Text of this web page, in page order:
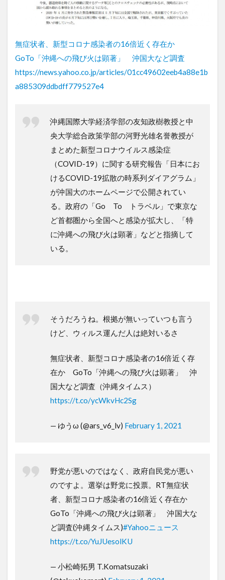
無症状者、新型コロナ感染者の16倍近く存在か
GoTo「沖縄への飛び火は顕著」 沖国大など調査
https://news.yahoo.co.jp/articles/01cc49602eeb4a88e1b
a885309ddbdff779527e4
沖縄国際大学経済学部の友知政樹教授と中
央大学総合政策学部の河野光雄名誉教授が
まとめた新型コロナウイルス感染症
（COVID-19）に関する研究報告「日本にお
けるCOVID-19拡散の時系列ダイアグラム」
が沖国大のホームページで公開されてい
る。政府の「Go To トラベル」で東京な
ど首都圏から全国へと感染が拡大し、「特
に沖縄への飛び火は顕著」などと指摘して
いる。
そうだろうね。根拠が無いっていつも言う
けど、ウィルス運んだ人は絶対いるさ
無症状者、新型コロナ感染者の16倍近く存
在か GoTo「沖縄への飛び火は顕著」 沖
国大など調査（沖縄タイムス）
https://t.co/ycWkvHc2Sg
— ゆうω (@ars_v6_lv) February 1, 2021
野党が悪いのではなく、政府自民党が悪い
のですよ。選挙は野党に投票。RT無症状
者、新型コロナ感染者の16倍近く存在か
GoTo「沖縄への飛び火は顕著」 沖国大な
ど調査(沖縄タイムス)#Yahooニュース
https://t.co/YuJUesolKU
— 小松崎拓男 T.Komatsuzaki